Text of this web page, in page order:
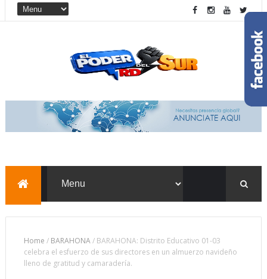
Home / BARAHONA/ BARAHONA: Distrito Educativo 01-03
celebra el esfuerzo de sus directores en un almuerzo navideño
lleno de gratitud y camaradería.